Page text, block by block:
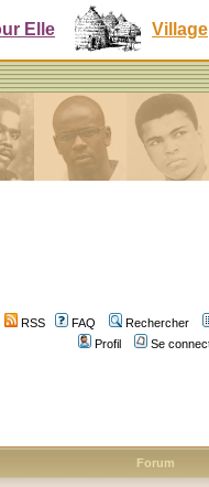
Elle Village
RSS FAQ
Rechercher
Profil
Se
Forum